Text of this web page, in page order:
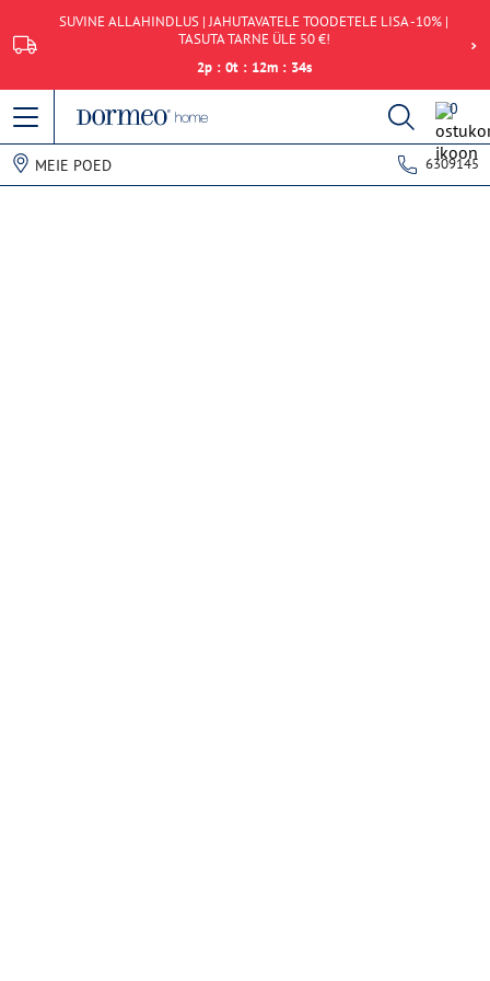
SUVINE ALLAHINDLUS | JAHUTAVATELE TOODETELE LISA -10% |
TASUTA TARNE ÜLE 50 €!
2p : 0t : 12m : 34s
0
MEIE POED 6309145